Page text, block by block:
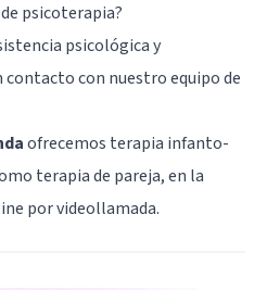
psicoterapia?
psicológica y
con nuestro equipo de
ofrecemos terapia infanto-
terapia de pareja, en la
por videollamada.